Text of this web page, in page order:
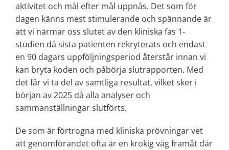
aktivitet och mål efter mål uppnås. Det som för
dagen känns mest stimulerande och spännande är
att vi närmar oss slutet av den kliniska fas 1-
studien då sista patienten rekryterats och endast
en 90 dagars uppföljningsperiod återstår innan vi
kan bryta koden och påbörja slutrapporten. Med
det får vi ta del av samtliga resultat, vilket sker i
början av 2025 då alla analyser och
sammanställningar slutförts.
De som är förtrogna med kliniska prövningar vet
att genomförandet ofta är en krokig väg framåt där